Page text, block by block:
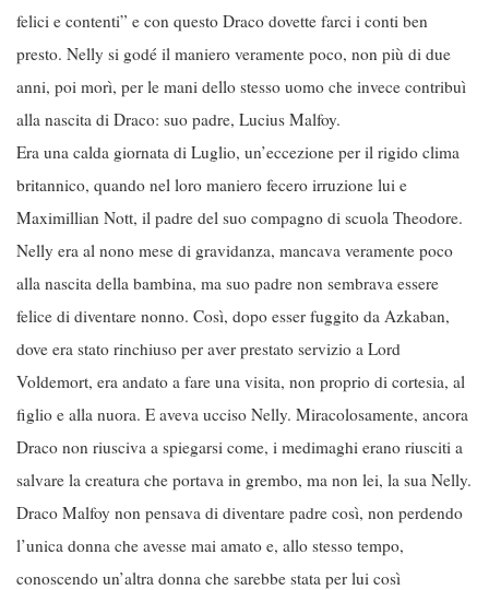
felici e contenti” e con questo Draco dovette farci i conti ben
presto. Nelly si godé il maniero veramente poco, non più di due
anni, poi morì, per le mani dello stesso uomo che invece contribuì
alla nascita di Draco: suo padre, Lucius Malfoy.
Era una calda giornata di Luglio, un’eccezione per il rigido clima
britannico, quando nel loro maniero fecero irruzione lui e
Maximillian Nott, il padre del suo compagno di scuola Theodore.
Nelly era al nono mese di gravidanza, mancava veramente poco
alla nascita della bambina, ma suo padre non sembrava essere
felice di diventare nonno. Così, dopo esser fuggito da Azkaban,
dove era stato rinchiuso per aver prestato servizio a Lord
Voldemort, era andato a fare una visita, non proprio di cortesia, al
figlio e alla nuora. E aveva ucciso Nelly. Miracolosamente, ancora
Draco non riusciva a spiegarsi come, i medimaghi erano riusciti a
salvare la creatura che portava in grembo, ma non lei, la sua Nelly.
Draco Malfoy non pensava di diventare padre così, non perdendo
l’unica donna che avesse mai amato e, allo stesso tempo,
conoscendo un’altra donna che sarebbe stata per lui così